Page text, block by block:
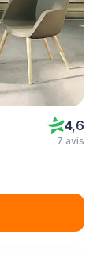
4,6
7 avis